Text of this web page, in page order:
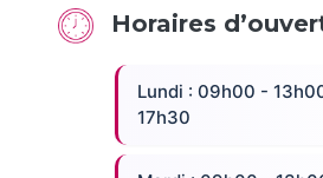
Horaires
Lundi : 09h00 -
17h30